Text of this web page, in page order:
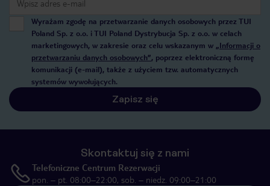
Wyrażam zgodę na przetwarzanie danych osobowych przez TUI
Poland Sp. z o.o. i TUI Poland Dystrybucja Sp. z o.o. w celach
marketingowych, w zakresie oraz celu wskazanym w „Informacji o
przetwarzaniu danych osobowych”, poprzez elektroniczną formę
komunikacji (e-mail), także z użyciem tzw. automatycznych
systemów wywołujących.
Zapisz się
Skontaktuj się z nami
Telefoniczne Centrum Rezerwacji
pon. – pt. 08:00–22:00, sob. – niedz. 09:00–21:00